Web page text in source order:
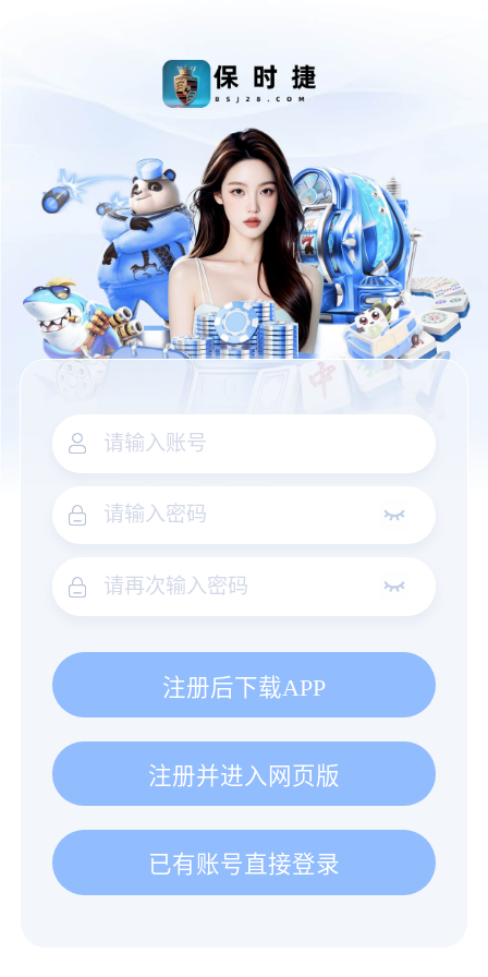
注册后下载APP
注册并进入网页版
已有账号直接登录